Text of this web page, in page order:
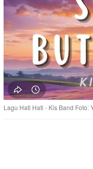
Lagu Hati Hati - Kis Band Foto: